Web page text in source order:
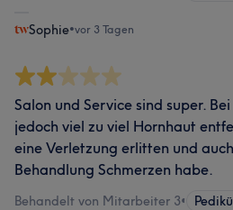
Sophie•vor 3 Tagen
Salon und Service sind super.
jedoch viel zu viel Hornhaut
eine Verletzung erlitten und
Behandlung Schmerzen habe.
Behandelt von Mitarbeiter 3•